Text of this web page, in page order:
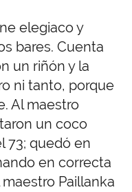
elegiaco y
bares. Cuenta
un riñón y la
ni tanto, porque
Al maestro
un coco
73; quedó en
en correcta
Paillanka